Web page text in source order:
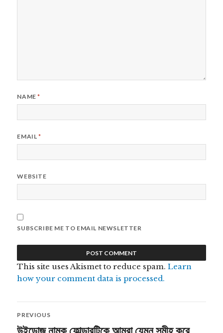
NAME*
EMAIL*
WEBSITE
SUBSCRIBE ME TO EMAIL NEWSLETTER
This site uses Akismet to reduce spam.Learn
how your comment data is processed.
Post
navigation
PREVIOUS
Previous